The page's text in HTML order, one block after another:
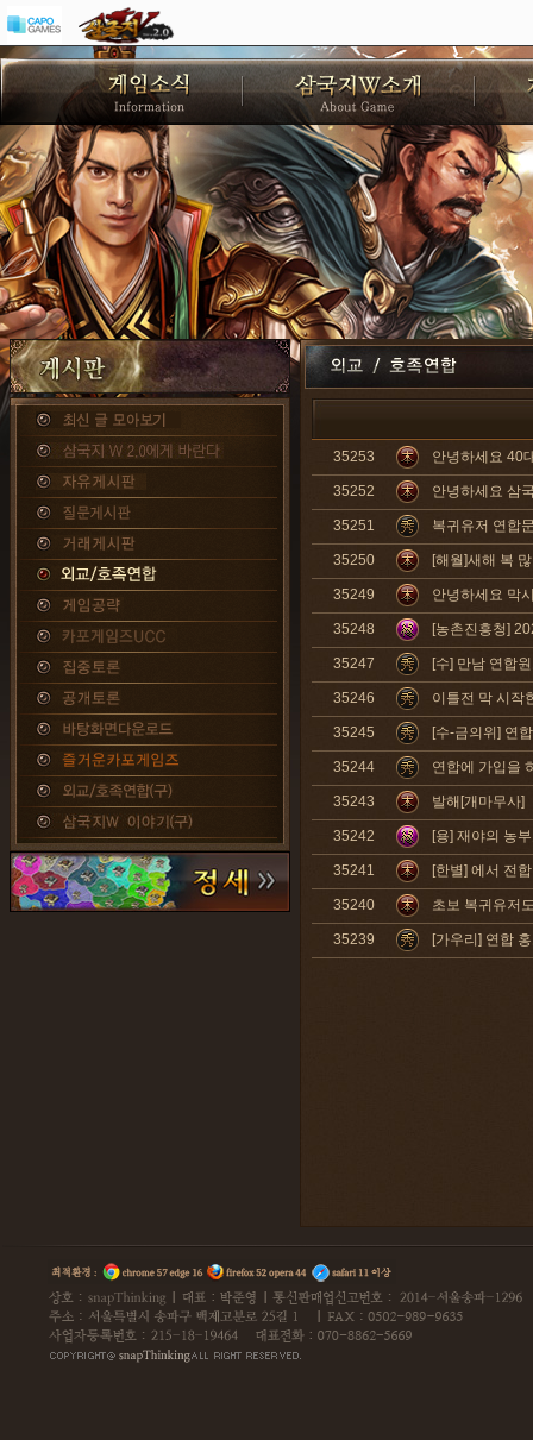
35253 안녕하세요 40
35252 안녕하세요 삼
35251 복귀유저 연합
35250 [해월]새해 복
35249 안녕하세요 막
35248 [농촌진흥청]
35247 [수] 만남 연합
35246 이틀전 막 시작
35245 [수-금의위] 연
35244 연합에 가입을
35243 발해[개마무사]
35242 [용] 재야의 농
35241 [한별] 에서 전
35240 초보 복귀유저
35239 [가우리] 연합